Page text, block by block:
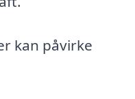
kan påvirke